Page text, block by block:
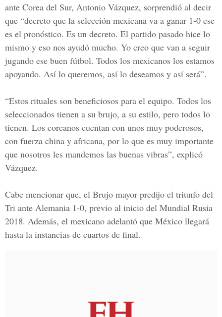
ante Corea del Sur, Antonio Vázquez, sorprendió al decir
que “decreto que la selección mexicana va a ganar 1-0 ese
es el pronóstico. Es un decreto. El partido pasado hice lo
mismo y eso nos ayudó mucho. Yo creo que van a seguir
jugando ese buen fútbol. Todos los mexicanos los estamos
apoyando. Así lo queremos, así lo deseamos y así será”.
“Estos rituales son beneficiosos para el equipo. Todos los
seleccionados tienen a su brujo, a su estilo, pero todos lo
tienen. Los coreanos cuentan con unos muy poderosos,
con fuerza china y africana, por lo que es muy importante
que nosotros les mandemos las buenas vibras”, explicó
Vázquez.
Cabe mencionar que, el Brujo mayor predijo el triunfo del
Tri ante Alemania 1-0, previo al inicio del Mundial Rusia
2018. Además, el mexicano adelantó que México llegará
hasta la instancias de cuartos de final.